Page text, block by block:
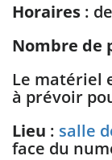
Horaires :
Nombre de
Le matériel
à prévoir
Lieu : salle
face du